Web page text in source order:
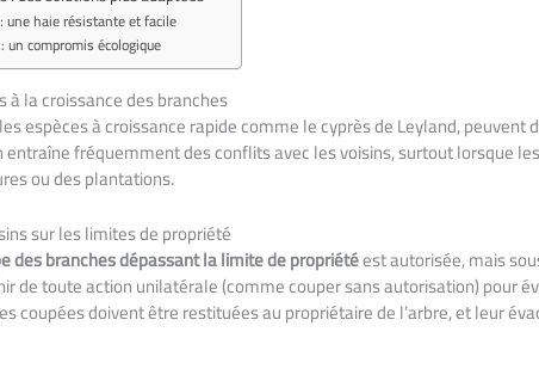
une haie résistante et facile
compromis écologique
la croissance des branches
espèces à croissance rapide comme le cyprès de Leyland, peuvent
fréquemment des conflits avec les voisins, surtout lorsque
ou des plantations.
sur les limites de propriété
des branches dépassant la limite de propriétéest autorisée, mais
de toute action unilatérale (comme couper sans autorisation) pour
coupées doivent être restituées au propriétaire de l’arbre, et leur